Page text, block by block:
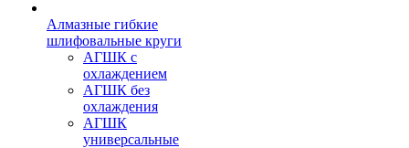
Алмазные гибкие
шлифовальные круги
АГШК с
охлаждением
АГШК без
охлаждения
АГШК
универсальные